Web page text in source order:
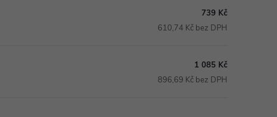
739 Kč
610,74 Kč bez DPH
1 085 Kč
896,69 Kč bez DPH